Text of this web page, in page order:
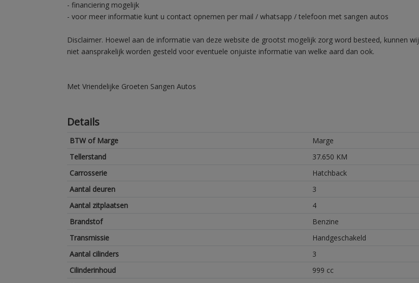
- financiering mogelijk
- voor meer informatie kunt u contact opnemen per mail / whatsapp / telefoon met sangen autos
Disclaimer. Hoewel aan de informatie van deze website de grootst mogelijk zorg word besteed, kunnen wij
niet aansprakelijk worden gesteld voor eventuele onjuiste informatie van welke aard dan ook.
Met Vriendelijke Groeten Sangen Autos
Details
BTW of Marge
Marge
Tellerstand
37.650 KM
Carrosserie
Hatchback
Aantal deuren
3
Aantal zitplaatsen
4
Brandstof
Benzine
Transmissie
Handgeschakeld
Aantal cilinders
3
Cilinderinhoud
999 cc